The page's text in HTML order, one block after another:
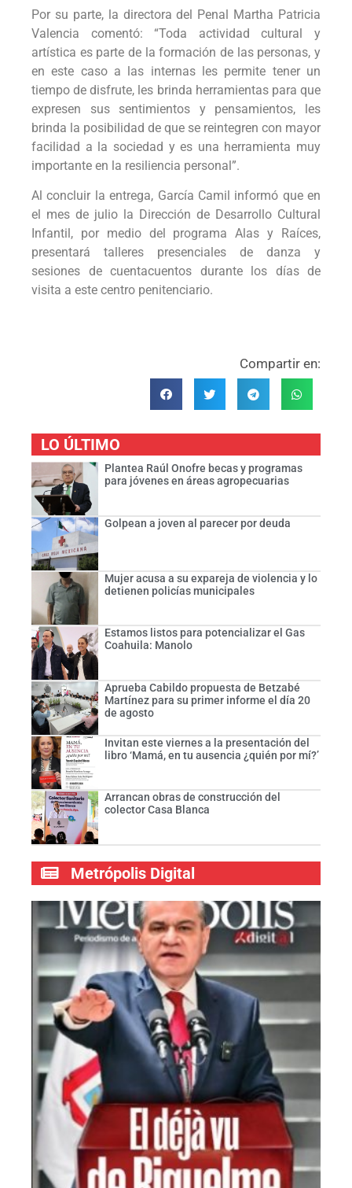
Por su parte, la directora del Penal Martha Patricia
Valencia comentó: “Toda actividad cultural y
artística es parte de la formación de las personas, y
en este caso a las internas les permite tener un
tiempo de disfrute, les brinda herramientas para que
expresen sus sentimientos y pensamientos, les
brinda la posibilidad de que se reintegren con mayor
facilidad a la sociedad y es una herramienta muy
importante en la resiliencia personal”.
Al concluir la entrega, García Camil informó que en
el mes de julio la Dirección de Desarrollo Cultural
Infantil, por medio del programa Alas y Raíces,
presentará talleres presenciales de danza y
sesiones de cuentacuentos durante los días de
visita a este centro penitenciario.
Compartir en:
LO ÚLTIMO
Plantea Raúl Onofre becas y programas
para jóvenes en áreas agropecuarias
Golpean a joven al parecer por deuda
Mujer acusa a su expareja de violencia y lo
detienen policías municipales
Estamos listos para potencializar el Gas
Coahuila: Manolo
Aprueba Cabildo propuesta de Betzabé
Martínez para su primer informe el día 20
de agosto
Invitan este viernes a la presentación del
libro ‘Mamá, en tu ausencia ¿quién por mí?’
Arrancan obras de construcción del
colector Casa Blanca
Metrópolis Digital